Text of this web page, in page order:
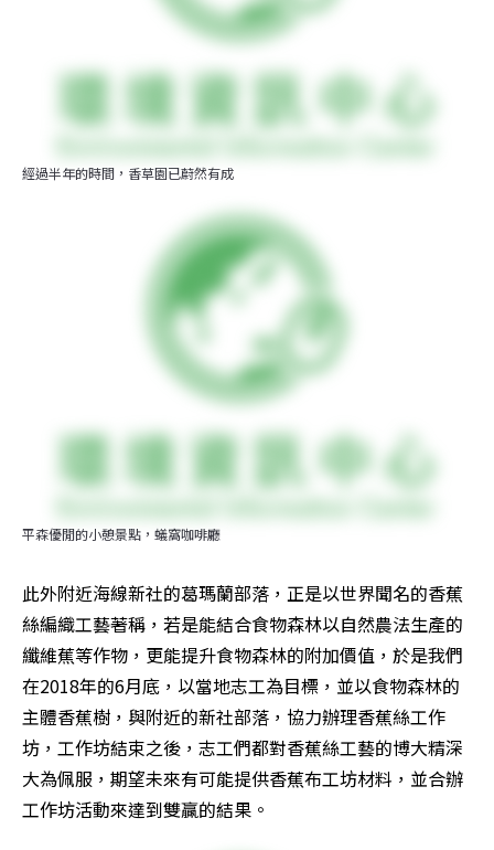
經過半年的時間，香草園已蔚然有成
平森優閒的小憩景點，蟻窩咖啡廳
此外附近海線新社的葛瑪蘭部落，正是以世界聞名的香蕉
絲編織工藝著稱，若是能結合食物森林以自然農法生產的
纖維蕉等作物，更能提升食物森林的附加價值，於是我們
在2018年的6月底，以當地志工為目標，並以食物森林的
主體香蕉樹，與附近的新社部落，協力辦理香蕉絲工作
坊，工作坊結束之後，志工們都對香蕉絲工藝的博大精深
大為佩服，期望未來有可能提供香蕉布工坊材料，並合辦
工作坊活動來達到雙贏的結果。